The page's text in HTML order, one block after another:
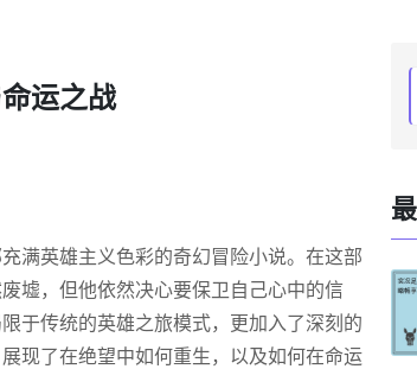
运之战
满英雄主义色彩的奇幻冒险小说。在这部
墟，但他依然决心要保卫自己心中的信
于传统的英雄之旅模式，更加入了深刻的
现了在绝望中如何重生，以及如何在命运